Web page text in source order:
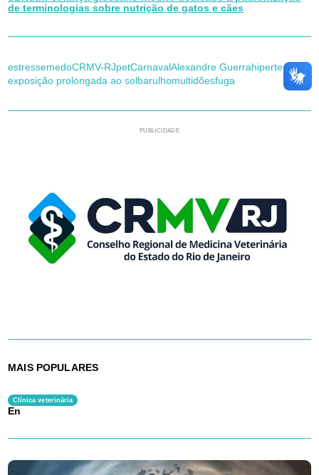
de terminologias sobre nutrição de gatos e cães
estressemedoCRMV-RJpetCarnavalAlexandre Guerrahipertermia
exposição prolongada ao solbarulhomultidõesfuga
PUBLICIDADE
MAIS POPULARES
Clínica veterinária
En